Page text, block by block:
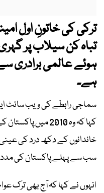
ترکی کی خاتونِ اول
تباہ کن سیلاب پر
ہوئے عالمی برادری
ہے۔
سماجی رابطے کی ویب سائٹ
کہا کہ وہ 2010
خاندانوں کے دکھ درد کی
سب سے پہلے پاکستان کی مدد
انہوں نے کہا کہ آج بھی ترک